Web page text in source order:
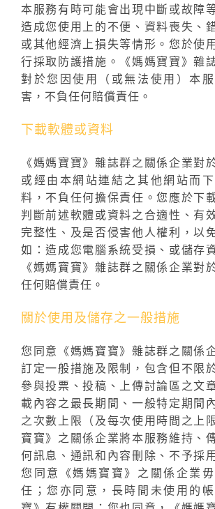
本服務有時可能會出現中斷或故障
造成您使用上的不便、資料喪失、
或其他經濟上損失等情形。您於使
行採取防護措施。《媽媽寶寶》雜
對於您因使用（或無法使用）本
害，不負任何賠償責任。
下載軟體或資料
《媽媽寶寶》雜誌群之關係企業對
或經由本網站連結之其他網站而
料，不負任何擔保責任。您應於下
判斷前述軟體或資料之合適性、有
完整性、及是否侵害他人權利，以
如：造成您電腦系統受損、或儲存
《媽媽寶寶》雜誌群之關係企業對
任何賠償責任。
關於使用及儲存之一般措施
您同意《媽媽寶寶》雜誌群之關係
訂定一般措施及限制，包含但不限
參與投票、投稿、上傳討論區之文
載內容之最長期間、一般特定期間
之次數上限（及每次使用時間之上
寶寶》之關係企業將本服務維持、
何訊息、通訊和內容刪除、不予採
您同意《媽媽寶寶》之關係企業
任；您亦同意，長時間未使用的